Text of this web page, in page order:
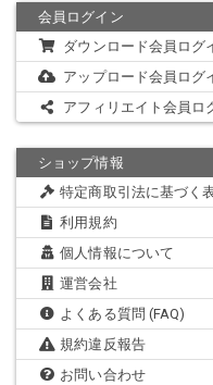
会員ログイン
ダウンロード会員ログ
アップロード会員ログ
アフィリエイト会員ロ
ショップ情報
特定商取引法に基づく
利用規約
個人情報について
運営会社
よくある質問 (FAQ)
規約違反報告
お問い合わせ